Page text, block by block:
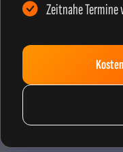
Zeitnahe